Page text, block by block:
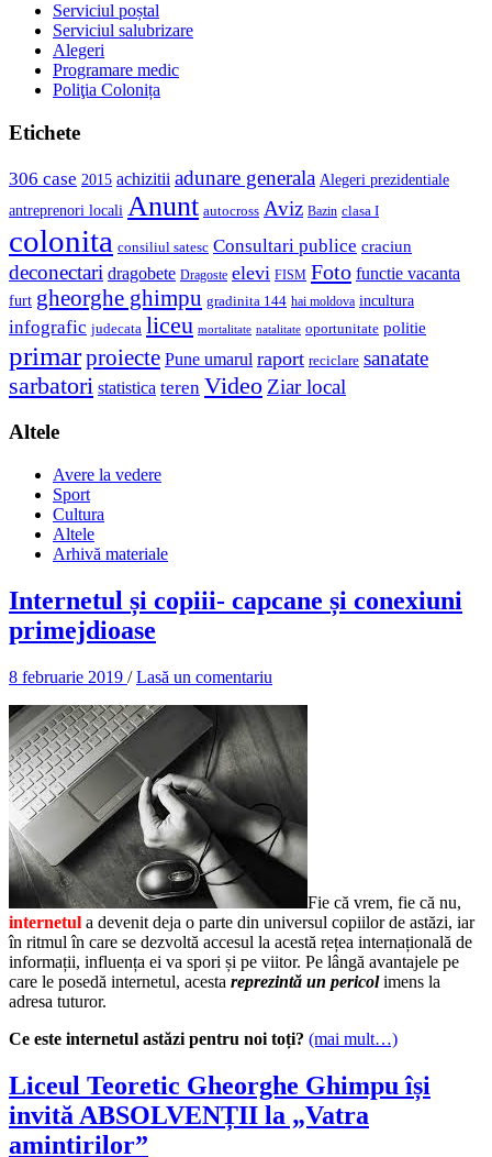
Serviciul poștal
Serviciul salubrizare
Alegeri
Programare medic
Poliţia Colonița
Etichete
306 case 2015 achizitii adunare generala Alegeri prezidentiale
antreprenori locali Anunt autocross Aviz Bazin clasa I
colonita consiliul satesc Consultari publice craciun
deconectari dragobete Dragoste elevi FISM Foto functie vacanta
furt gheorghe ghimpu gradinita 144 hai moldova incultura
infografic judecata liceu mortalitate natalitate oportunitate politie
primarproiecte Pune umarul raport reciclare sanatate
sarbatori statistica teren Video Ziar local
Altele
Avere la vedere
Sport
Cultura
Altele
Arhivă materiale
Internetul și copiii- capcane și conexiuni
primejdioase
8 februarie 2019 /Lasă un comentariu
Fie că vrem, fie că nu,
internetul a devenit deja o parte din universul copiilor de astăzi, iar
în ritmul în care se dezvoltă accesul la acestă rețea internațională de
informații, influența ei va spori și pe viitor. Pe lângă avantajele pe
care le posedă internetul, acesta reprezintă un pericolimens la
adresa tuturor.
Ce este internetul astăzi pentru noi toți? (mai mult…)
Liceul Teoretic Gheorghe Ghimpu își
invită ABSOLVENȚII la „Vatra
amintirilor”